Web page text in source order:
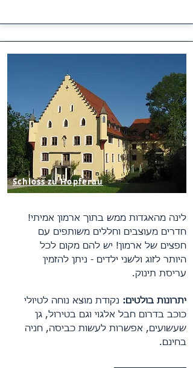
Schloss zu Hopferau
לינה מהאגדות ממש בתוך ארמון אמיתי!
חדרים מעוצבים וחללים משותפים עם
חפצים של ארמון! יש להם מקום לכל
היותר לזוג ולשני ילדים - ניתן להזמין
עריסת תינוק.
יתרונות בולטים: נקודת מוצא נוחה לטיולי
כוכב בדרום חבל אלגוי וגם בטירול, גן
שעשועים, אפשרות לעשות כביסה, חניה
בחינם.